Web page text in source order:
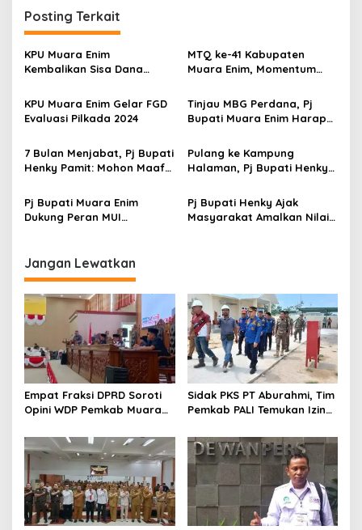
g
a
s
i
p
o
s
Posting Terkait
KPU Muara Enim
Kembalikan Sisa Dana
MTQ ke-41 Kabupaten
Muara Enim, Momentum
KPU Muara Enim Gelar FGD
Evaluasi Pilkada 2024
Tinjau MBG Perdana, Pj
Bupati Muara Enim Harap
Baik
7 Bulan Menjabat, Pj Bupati
Henky Pamit: Mohon Maaf
Pulang ke Kampung
Halaman, Pj Bupati Henky
Kalamudin Djinab dan
Bantu 3 Masjid
Pj Bupati Muara Enim
Dukung Peran MUI
Pj Bupati Henky Ajak
Masyarakat Amalkan Nilai
Jangan Lewatkan
Empat Fraksi DPRD Soroti
Opini WDP Pemkab Muara
Kelola Keuangan
Sidak PKS PT Aburahmi, Tim
Pemkab PALI Temukan Izin